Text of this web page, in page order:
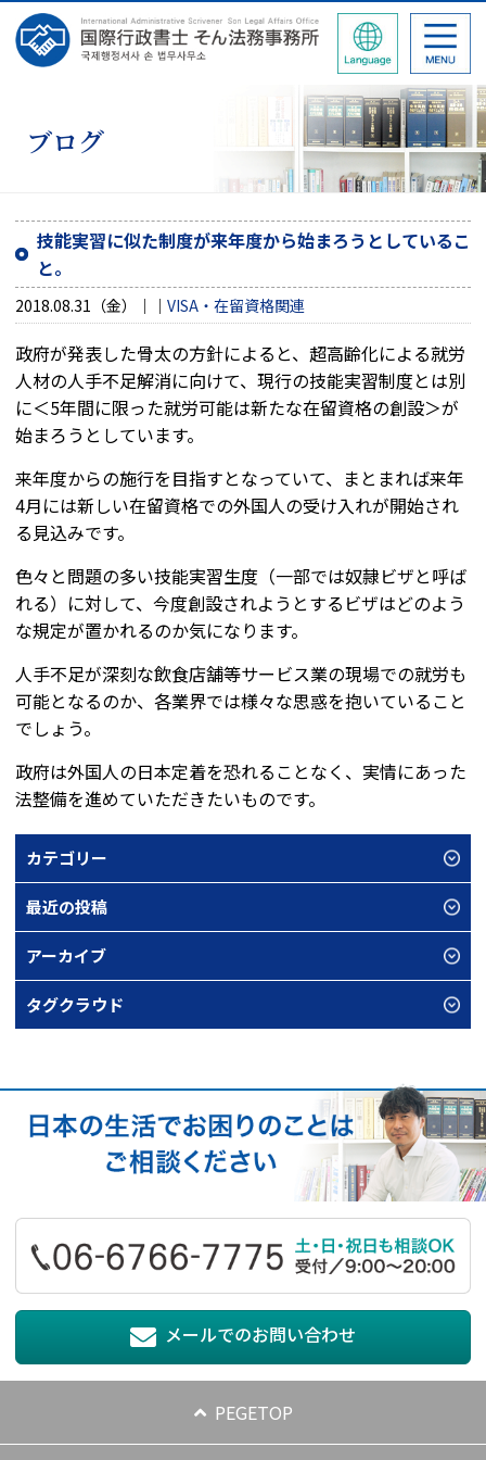
ブログ
技能実習に似た制度が来年度から始まろうとしているこ
と。
2018.08.31（金） VISA・在留資格関連
政府が発表した骨太の方針によると、超高齢化による就労
人材の人手不足解消に向けて、現行の技能実習制度とは別
に＜5年間に限った就労可能は新たな在留資格の創設＞が
始まろうとしています。
来年度からの施行を目指すとなっていて、まとまれば来年
4月には新しい在留資格での外国人の受け入れが開始され
る見込みです。
色々と問題の多い技能実習生度（一部では奴隷ビザと呼ば
れる）に対して、今度創設されようとするビザはどのよう
な規定が置かれるのか気になります。
人手不足が深刻な飲食店舗等サービス業の現場での就労も
可能となるのか、各業界では様々な思惑を抱いていること
でしょう。
政府は外国人の日本定着を恐れることなく、実情にあった
法整備を進めていただきたいものです。
カテゴリー
最近の投稿
アーカイブ
タグクラウド
メールでのお問い合わせ
PEGETOP